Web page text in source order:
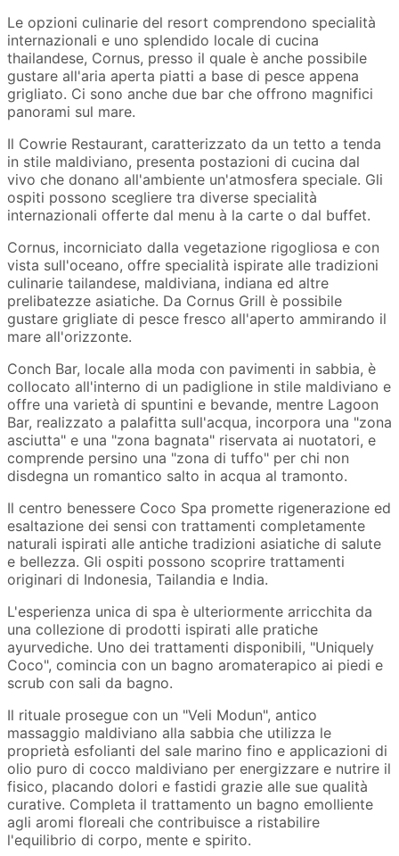
Le opzioni culinarie del resort comprendono specialità
internazionali e uno splendido locale di cucina
thailandese, Cornus, presso il quale è anche possibile
gustare all'aria aperta piatti a base di pesce appena
grigliato. Ci sono anche due bar che offrono magnifici
panorami sul mare.
Il Cowrie Restaurant, caratterizzato da un tetto a tenda
in stile maldiviano, presenta postazioni di cucina dal
vivo che donano all'ambiente un'atmosfera speciale. Gli
ospiti possono scegliere tra diverse specialità
internazionali offerte dal menu à la carte o dal buffet.
Cornus, incorniciato dalla vegetazione rigogliosa e con
vista sull'oceano, offre specialità ispirate alle tradizioni
culinarie tailandese, maldiviana, indiana ed altre
prelibatezze asiatiche. Da Cornus Grill è possibile
gustare grigliate di pesce fresco all'aperto ammirando il
mare all'orizzonte.
Conch Bar, locale alla moda con pavimenti in sabbia, è
collocato all'interno di un padiglione in stile maldiviano e
offre una varietà di spuntini e bevande, mentre Lagoon
Bar, realizzato a palafitta sull'acqua, incorpora una "zona
asciutta" e una "zona bagnata" riservata ai nuotatori, e
comprende persino una "zona di tuffo" per chi non
disdegna un romantico salto in acqua al tramonto.
Il centro benessere Coco Spa promette rigenerazione ed
esaltazione dei sensi con trattamenti completamente
naturali ispirati alle antiche tradizioni asiatiche di salute
e bellezza. Gli ospiti possono scoprire trattamenti
originari di Indonesia, Tailandia e India.
L'esperienza unica di spa è ulteriormente arricchita da
una collezione di prodotti ispirati alle pratiche
ayurvediche. Uno dei trattamenti disponibili, "Uniquely
Coco", comincia con un bagno aromaterapico ai piedi e
scrub con sali da bagno.
Il rituale prosegue con un "Veli Modun", antico
massaggio maldiviano alla sabbia che utilizza le
proprietà esfolianti del sale marino fino e applicazioni di
olio puro di cocco maldiviano per energizzare e nutrire il
fisico, placando dolori e fastidi grazie alle sue qualità
curative. Completa il trattamento un bagno emolliente
agli aromi floreali che contribuisce a ristabilire
l'equilibrio di corpo, mente e spirito.